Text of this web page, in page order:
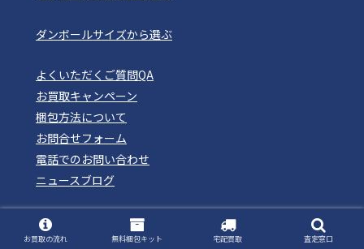
ダンボールサイズから選ぶ
よくいただくご質問QA
お買取キャンペーン
梱包方法について
お問合せフォーム
電話でのお問い合わせ
ニュースブログ
姉妹サイト
お買取の流れ 無料梱包キット 宅配買取 査定窓口